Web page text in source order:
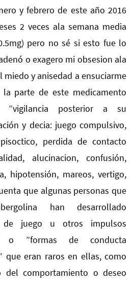
y febrero de este año 2016
2 veces ala semana media
pero no sé si esto fue lo
o exagero mi obsesion ala
miedo y anisedad a ensuciarme
parte de este medicamento
”vigilancia posterior a su
y decia: juego compulsivo,
perdida de contacto
alucinacion, confusión,
hipotensión, mareos, vertigo,
que algunas personas que
han desarrollado
de juego u otros impulsos
o ”formas de conducta
que eran raros en ellas, como
del comportamiento o deseo